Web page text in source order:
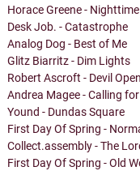
Horace Greene -
Desk Job. - Catastrophe
Analog Dog - Best of Me
Glitz Biarritz - Dim Lights
Robert Ascroft - Devil
Andrea Magee - Calling
Yound - Dundas Square
First Day Of Spring -
Collect.assembly - The
First Day Of Spring - Old